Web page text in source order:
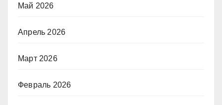
Май 2026
Апрель 2026
Март 2026
Февраль 2026